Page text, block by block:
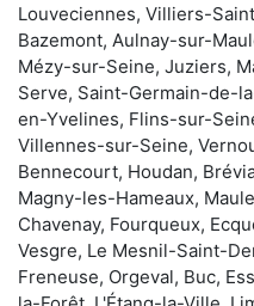
Louveciennes, Villiers-
Bazemont, Aulnay-sur-
Mézy-sur-Seine, Juziers,
Serve, Saint-Germain-de-
en-Yvelines, Flins-sur-
Villennes-sur-Seine,
Bennecourt, Houdan,
Magny-les-Hameaux,
Chavenay, Fourqueux,
Vesgre, Le Mesnil-Saint-
Freneuse, Orgeval, Buc,